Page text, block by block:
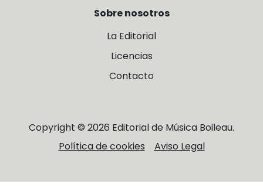
Sobre nosotros
La Editorial
Licencias
Contacto
Copyright © 2026 Editorial de Música Boileau.
Política de cookies
Aviso Legal